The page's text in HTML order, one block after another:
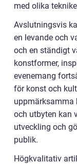
med olika
Avslutningsvis
en levande och
och en ständigt
konstformer,
evenemang
för konst och
uppmärksamma
och utbyten kan
utveckling och
publik.
Högkvalitativ